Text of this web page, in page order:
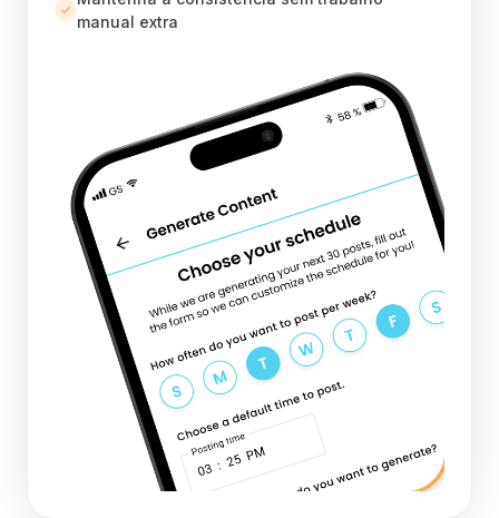
manual extra